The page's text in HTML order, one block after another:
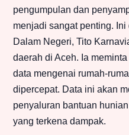
pengumpulan dan
menjadi sangat penting.
Dalam Negeri, Tito
daerah di Aceh. Ia
data mengenai rumah-
dipercepat. Data ini akan
penyaluran bantuan
yang terkena dampak.